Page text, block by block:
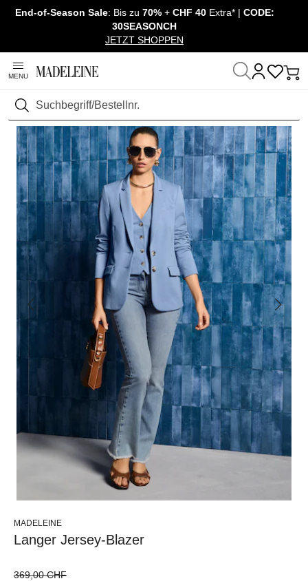
Navigation überspringen, direkt zum Inhalt
End-of-Season Sale: Bis zu 70%+ CHF 40 Extra* | CODE:
30SEASONCH
JETZT SHOPPEN
MENU
Suchen
Startseite Mode Blazer & Gehröcke
MADELEINE
Langer Jersey-Blazer
369,00 CHF